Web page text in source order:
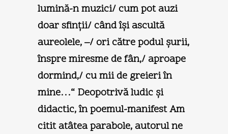
lumină-n muzici/ cum pot auzi
doar sfinţii/ când îşi ascultă
aureolele, –/ ori către podul şurii,
înspre miresme de fân,/ aproape
dormind,/ cu mii de greieri în
mine…“ Deopotrivă ludic şi
didactic, în poemul-manifest Am
citit atâtea parabole, autorul ne